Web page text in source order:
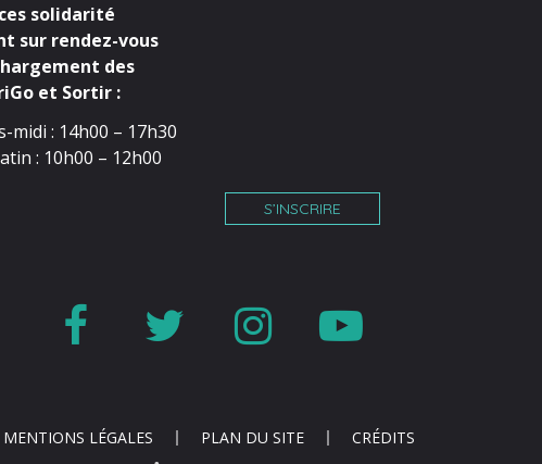
solidarité
sur rendez-vous
des
et Sortir :
midi : 14h00 – 17h30
: 10h00 – 12h00
S’INSCRIRE
Lien Lien Lien
MENTIONS LÉGALES PLAN DU SITE CRÉDITS